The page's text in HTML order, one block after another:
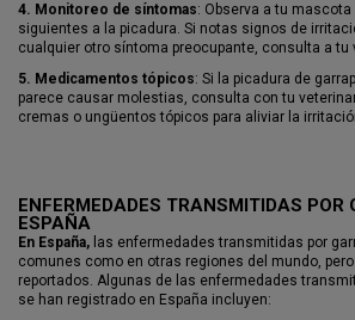
4. Monitoreo de síntomas: Observa a tu
siguientes a la picadura. Si notas signos de
cualquier otro síntoma preocupante, consulta a tu
5. Medicamentos tópicos: Si la picadura de
parece causar molestias, consulta con tu
cremas o ungüentos tópicos para aliviar la
ENFERMEDADES TRANSMITIDAS POR
ESPAÑA
En España, las enfermedades transmitidas por
comunes como en otras regiones del mundo,
reportados. Algunas de las enfermedades
se han registrado en España incluyen: